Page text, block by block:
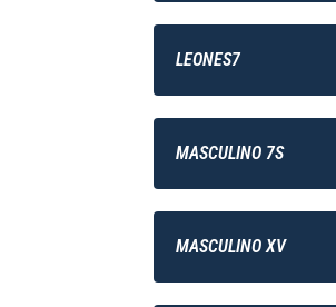
LEONES7
MASCULINO 7S
MASCULINO XV